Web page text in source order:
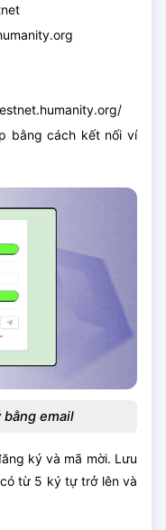
bằng cách kết nối ví
bằng email
ký và mã mời. Lưu
từ 5 ký tự trở lên và